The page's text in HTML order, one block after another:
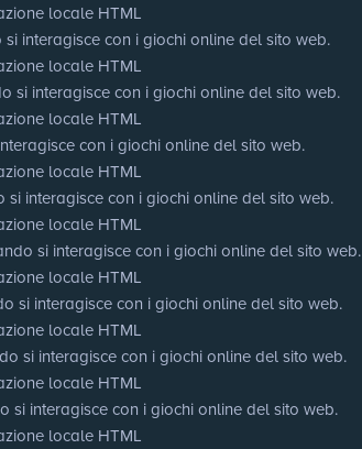
locale HTML
interagisce con i giochi online del sito web.
locale HTML
si interagisce con i giochi online del sito web.
locale HTML
con i giochi online del sito web.
locale HTML
interagisce con i giochi online del sito web.
locale HTML
si interagisce con i giochi online del sito web.
locale HTML
si interagisce con i giochi online del sito web.
locale HTML
si interagisce con i giochi online del sito web.
locale HTML
si interagisce con i giochi online del sito web.
locale HTML